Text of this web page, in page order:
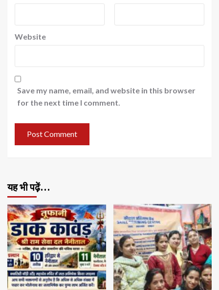
Website
Save my name, email, and website in this browser
for the next time I comment.
यह भी पढ़ें…